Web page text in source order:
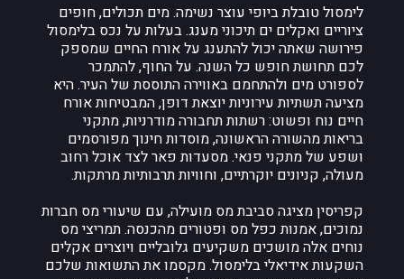
לימסול טובלת ביופי עוצר נשימה. מים תכולים, חופים
ציוריים ואקלים ים תיכוני מענג. בעלות על נכס בלימסול
פירושה שאתה יכול להתענג על אורח החיים שמספק
לכם תחושת חופש כל השנה. על החוף, להתמכר
לספורט מים ולהתחמם באווירה התוססת של העיר. היא
מציעה תשתיות עירוניות יוצאת דופן, המבטיחות אורח
חיים נוח ופשוט: רשתות תחבורה מודרניות, מתקני
בריאות מהשורה הראשונה, מוסדות חינוך מפורסמים
ושפע של מתקני פנאי. מסעדות פאר לצד אוכל רחוב
מעולה, קניונים יוקרתיים, וחוויות תרבותיות מרתקות.
קפריסין מציגה סביבת מס מועילה, עם שיעורי מס חברות
נמוכים, אמנות כפל מס ופטורים מהכנסה. תמריצי מס
נוחים אלה מושכים משקיעים גלובליים ויוצרים אקלים
השקעות אידיאלי בלימסול. מקסמו את התשואות שלכם